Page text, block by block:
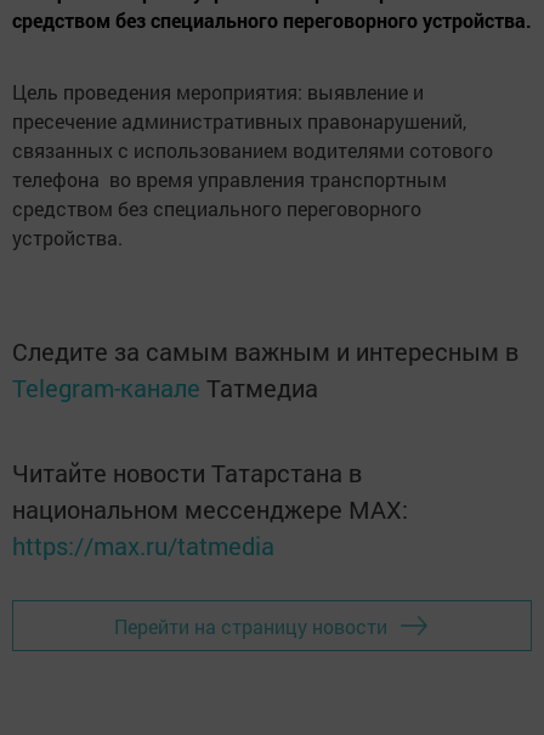
средством без специального переговорного устройства.
Цель проведения мероприятия: выявление и
пресечение административных правонарушений,
связанных с использованием водителями сотового
телефона во время управления транспортным
средством без специального переговорного
устройства.
Следите за самым важным и интересным в
Telegram-канале Татмедиа
Читайте новости Татарстана в
национальном мессенджере MАХ:
https://max.ru/tatmedia
Перейти на страницу новости